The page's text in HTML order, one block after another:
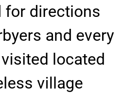
for directions
and every
located
village